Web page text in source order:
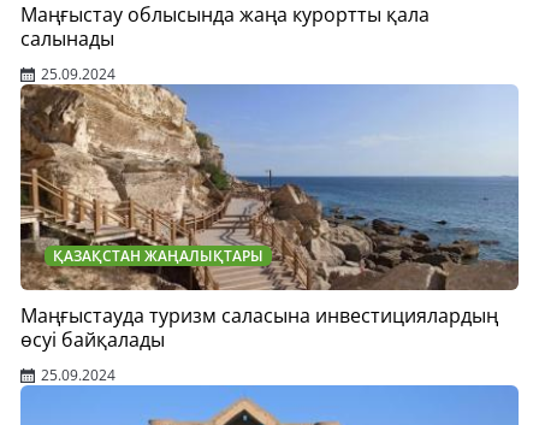
Маңғыстау облысында жаңа курортты қала
салынады
25.09.2024
ҚАЗАҚСТАН ЖАҢАЛЫҚТАРЫ
Маңғыстауда туризм саласына инвестициялардың
өсуі байқалады
25.09.2024